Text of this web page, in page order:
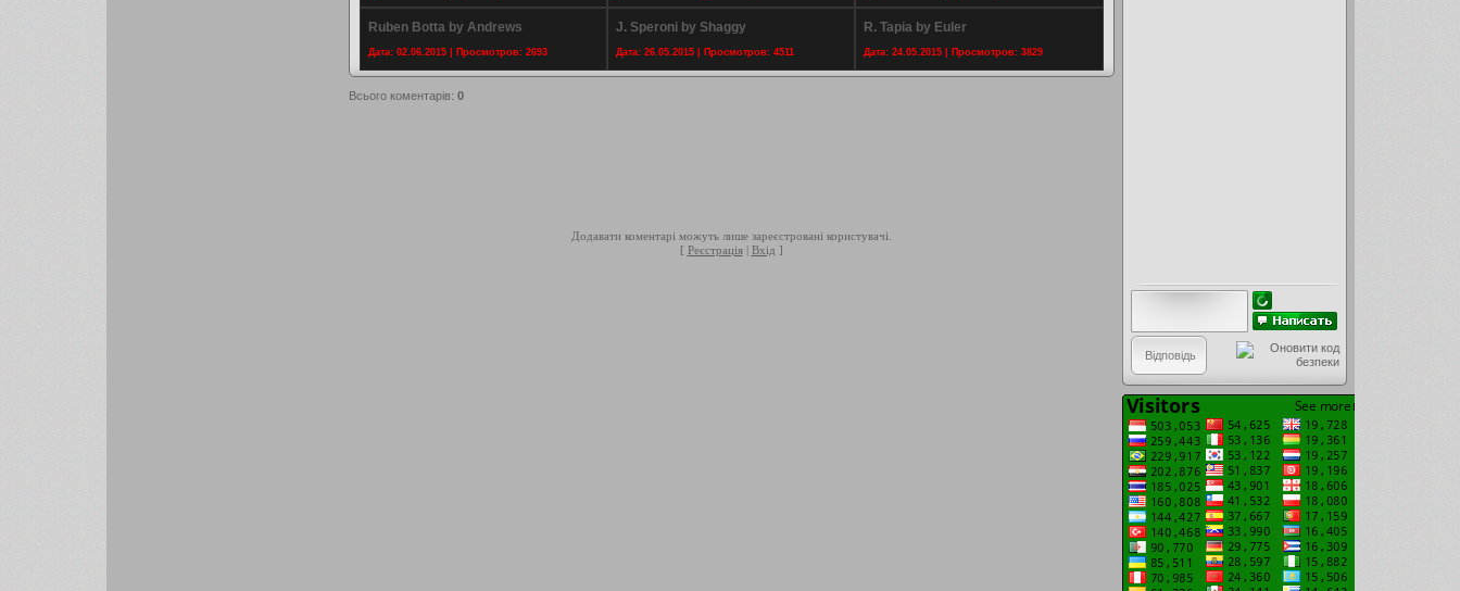
Ruben Botta by Andrews
Дата: 02.06.2015 | Просмотров: 2693
J. Speroni by Shaggy
Дата: 26.05.2015 | Просмотров: 4511
R. Tapia by Euler
Дата: 24.05.2015 | Просмотров: 3829
Всього коментарів: 0
Додавати коментарі можуть лише зареєстровані користувачі.
[ Реєстрація| Вхід ]